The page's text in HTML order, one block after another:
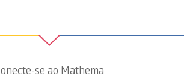
se ao Mathema